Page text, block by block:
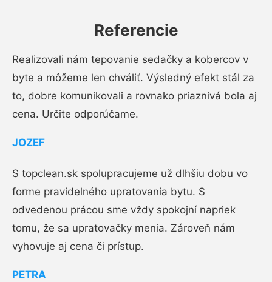
Referencie
Realizovali nám tepovanie sedačky a kobercov v
byte a môžeme len chváliť. Výsledný efekt stál za
to, dobre komunikovali a rovnako priaznivá bola aj
cena. Určite odporúčame.
JOZEF
S topclean.sk spolupracujeme už dlhšiu dobu vo
forme pravidelného upratovania bytu. S
odvedenou prácou sme vždy spokojní napriek
tomu, že sa upratovačky menia. Zároveň nám
vyhovuje aj cena či prístup.
PETRA